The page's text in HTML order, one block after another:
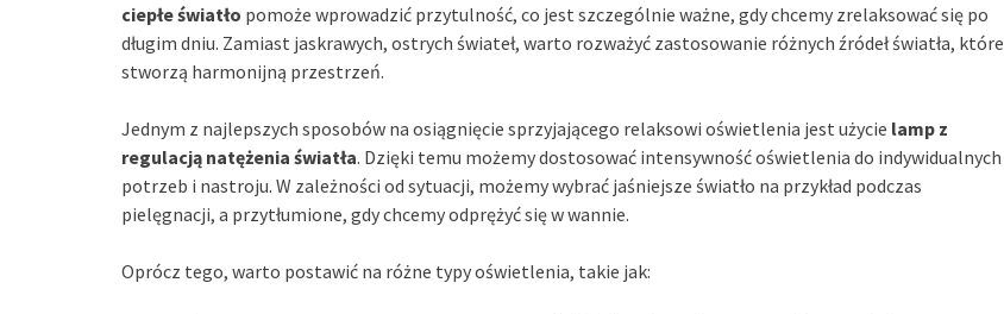
ciepłe światło pomoże wprowadzić przytulność, co jest szczególnie ważne, gdy chcemy zrelaksować się po
długim dniu. Zamiast jaskrawych, ostrych świateł, warto rozważyć zastosowanie różnych źródeł światła, które
stworzą harmonijną przestrzeń.
Jednym z najlepszych sposobów na osiągnięcie sprzyjającego relaksowi oświetlenia jest użycie lamp z
regulacją natężenia światła. Dzięki temu możemy dostosować intensywność oświetlenia do indywidualnych
potrzeb i nastroju. W zależności od sytuacji, możemy wybrać jaśniejsze światło na przykład podczas
pielęgnacji, a przytłumione, gdy chcemy odprężyć się w wannie.
Oprócz tego, warto postawić na różne typy oświetlenia, takie jak: